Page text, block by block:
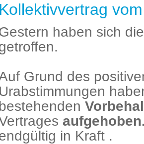
Kollektivvertrag
haben sich
Grund des
Urabstimmungen
bestehenden
in Kraft .